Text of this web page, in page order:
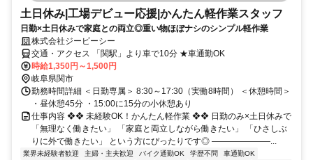
土日休み|工場デビュー応援|かんたん軽作業スタッフ
日勤×土日休みで家庭との両立◎重い物ほぼナシのシンプル軽作業
株式会社ジービーシー
交通・アクセス 「関駅」より車で10分 ★車通勤OK
時給1,350円～1,500円
岐阜県関市
勤務時間詳細 ＜日勤専属＞ 8:30～17:30（実働8時間） ＜休憩時間＞
・昼休憩45分 ・15:00に15分の小休憩あり
仕事内容 ❖❖ 未経験OK！かんたん軽作業 ❖❖ 日勤のみ×土日休みで
「無理なく働きたい」 「家庭と両立しながら働きたい」 「ひさしぶ
りに外で働きたい」 という方にぴったりです◎ ―――――――...
業界未経験者歓迎 主婦・主夫歓迎 バイク通勤OK 学歴不問
車通勤OK